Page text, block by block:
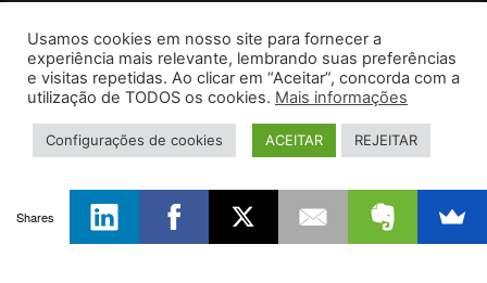
Qualicast é uma iniciativa
Qualicast – ForLogic | Aviso de Privacidade
Usamos cookies em nosso site para fornecer a
experiência mais relevante, lembrando suas preferências
e visitas repetidas. Ao clicar em “Aceitar”, concorda com a
utilização de TODOS os cookies. Mais informações
Configurações de cookies ACEITAR REJEITAR
Shares